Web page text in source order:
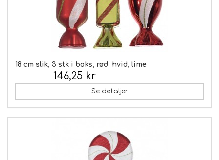
18 cm slik, 3 stk i boks, rød, hvid, lime
146,25 kr
Se detaljer